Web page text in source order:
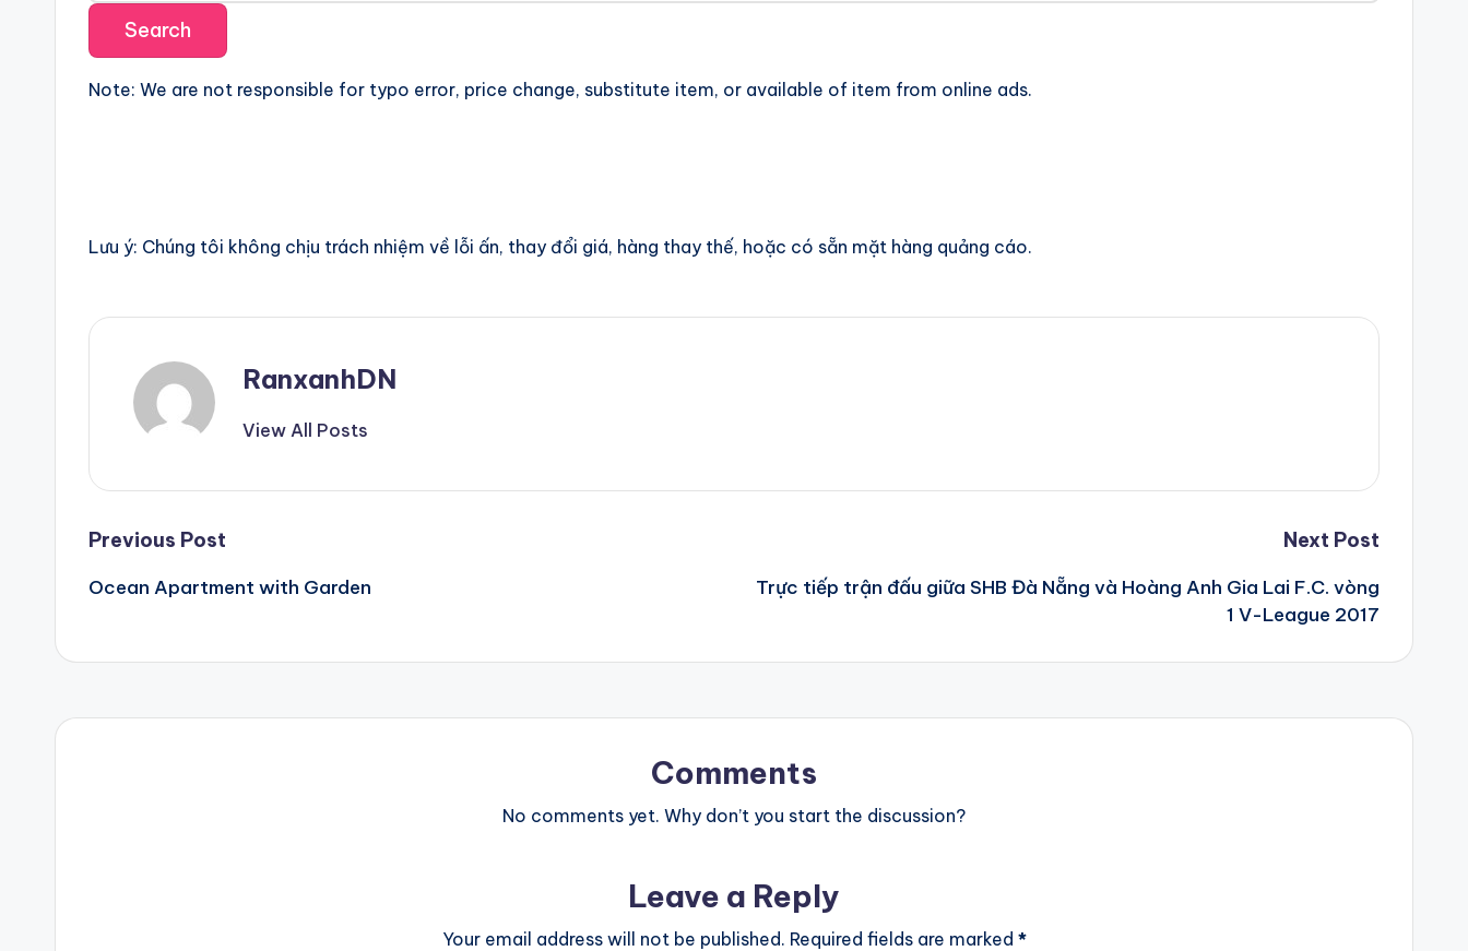
Note: We are not responsible for typo error, price change, substitute item, or available of item from online ads.
Lưu ý: Chúng tôi không chịu trách nhiệm về lỗi ấn, thay đổi giá, hàng thay thế, hoặc có sẵn mặt hàng quảng cáo.
RanxanhDN
View All Posts
Post
navigation
Previous Post
Ocean Apartment with Garden
Next Post
Trực tiếp trận đấu giữa SHB Đà Nẵng và Hoàng Anh Gia Lai F.C. vòng
1 V-League 2017
Comments
No comments yet. Why don’t you start the discussion?
Leave a Reply
Your email address will not be published. Required fields are marked *